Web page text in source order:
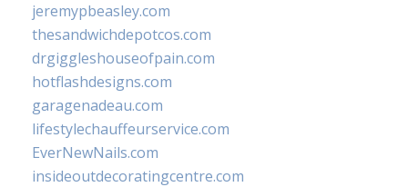
jeremypbeasley.com
thesandwichdepotcos.com
drgiggleshouseofpain.com
hotflashdesigns.com
garagenadeau.com
lifestylechauffeurservice.com
EverNewNails.com
insideoutdecoratingcentre.com